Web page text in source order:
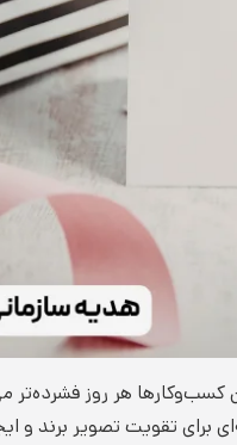
کسب‌وکارها هر روز فشرده‌تر
تقویت تصویر برند و